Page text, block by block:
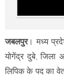
जबलपुर। मध्य
योगेंद्र दुबे, जिला
लिपिक के पद का